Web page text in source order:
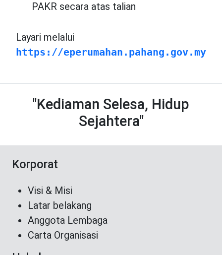
PAKR secara atas talian
Layari melalui
https://eperumahan.pahang.gov.my
"Kediaman Selesa, Hidup
Sejahtera"
Korporat
Visi & Misi
Latar belakang
Anggota Lembaga
Carta Organisasi